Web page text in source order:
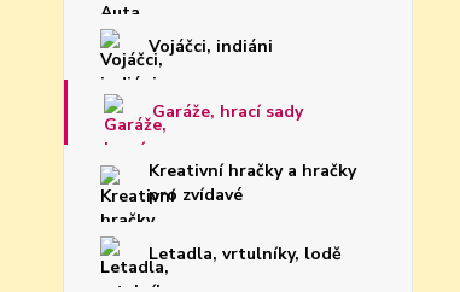
Vojáčci, indiáni
Garáže, hrací sady
Kreativní hračky a hračky
pro zvídavé
Letadla, vrtulníky, lodě